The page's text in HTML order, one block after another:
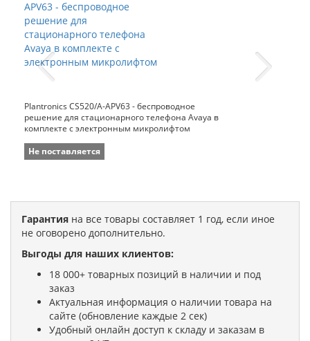
Plantronics CS520/A-APV63 - беспроводное
решение для стационарного телефона Avaya в
комплекте с электронным микролифтом
Не поставляется
Гарантия на все товары составляет 1 год, если иное
не оговорено дополнительно.
Выгоды для наших клиентов:
18 000+ товарных позиций в наличии и под
заказ
Актуальная информация о наличии товара на
сайте (обновление каждые 2 сек)
Удобный онлайн доступ к складу и заказам в